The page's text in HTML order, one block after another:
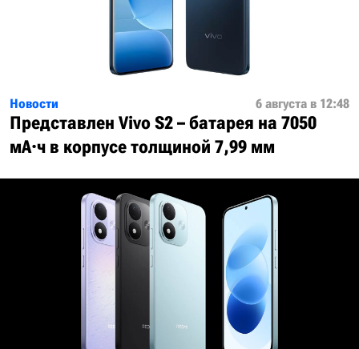
Новости 6 августа в 12:48
Представлен Vivo S2 – батарея на 7050
мА·ч в корпусе толщиной 7,99 мм